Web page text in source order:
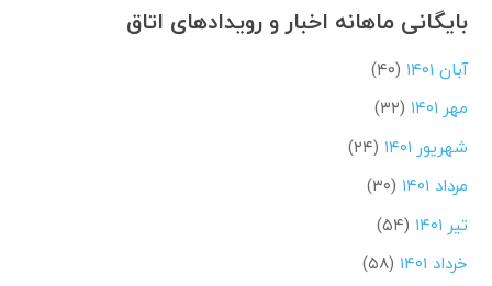
بایگانی ماهانه اخبار و رویدادهای اتاق
آبان ۱۴۰۱
(۴۰)
مهر ۱۴۰۱
(۳۲)
شهریور ۱۴۰۱
(۲۴)
مرداد ۱۴۰۱
(۳۰)
تیر ۱۴۰۱
(۵۴)
خرداد ۱۴۰۱
(۵۸)